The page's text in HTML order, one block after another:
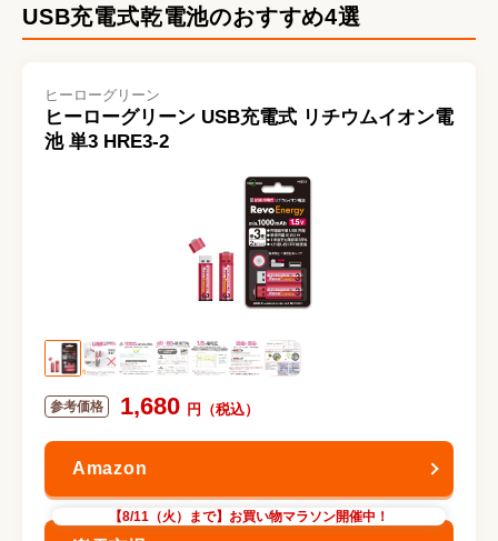
USB充電式乾電池のおすすめ4選
ヒーローグリーン
ヒーローグリーン USB充電式 リチウムイオン電
池 単3 HRE3-2
1,680
【8/11（火）まで】お買い物マラソン開催中！